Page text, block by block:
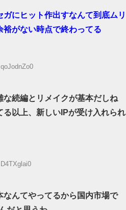
にヒット作出すなんて到底ムリ
がない時点で終わってる
な続編とリメイクが基本だしね
る以上、新しいIPが受け入れられ
んてやってるから国内市場で